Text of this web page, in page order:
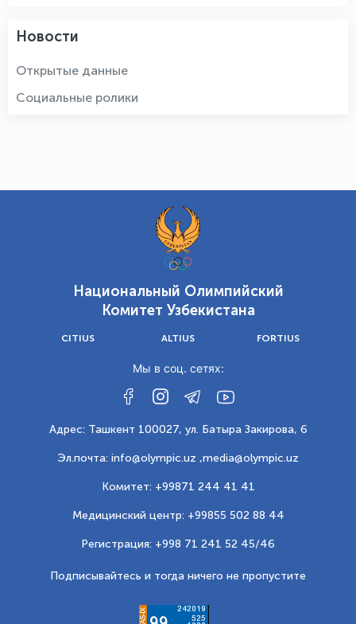
Новости
Открытые данные
Социальные ролики
Национальный Олимпийский
Комитет Узбекистана
CITIUS ALTIUS FORTIUS
Мы в соц. сетях:
Адрес: Ташкент 100027, ул. Батыра Закирова, 6
Эл.почта: info@olympic.uz ,media@olympic.uz
Комитет: +99871 244 41 41
Медицинский центр: +99855 502 88 44
Регистрация: +998 71 241 52 45/46
Подписывайтесь и тогда ничего не пропустите